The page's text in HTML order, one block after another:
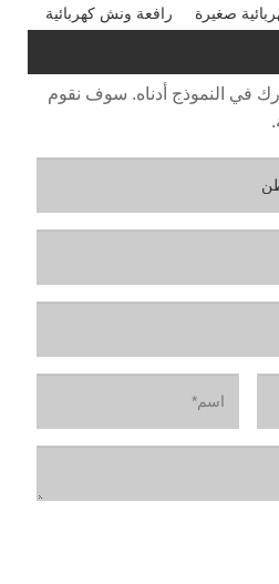
رافعة ونش كهربائية
صغيرة
في النموذج أدناه. سوف نقوم